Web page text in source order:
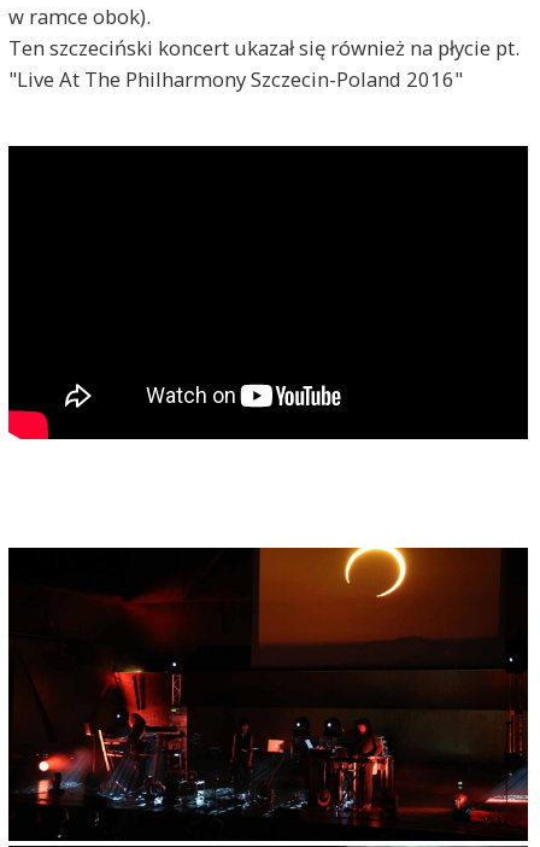
w ramce obok).
Ten szczeciński koncert ukazał się również na płycie pt.
"Live At The Philharmony Szczecin-Poland 2016"